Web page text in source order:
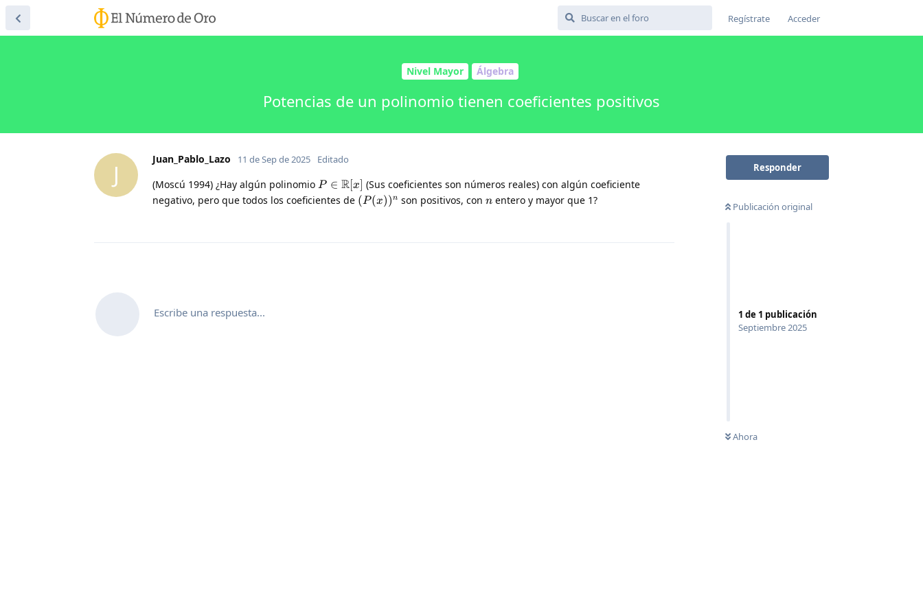
Regístrate Acceder
Nivel Mayor Álgebra
Potencias de un polinomio tienen coeficientes positivos
Responder
Publicación original
1 de 1 publicación
Septiembre 2025
Ahora
J
Juan_Pablo_Lazo 11 de Sep de 2025 Editado
(Moscú 1994) ¿Hay algún polinomio P ∈ R[x] (Sus coeficientes son números reales) con algún coeficiente
negativo, pero que todos los coeficientes de (P(x))n son positivos, conn entero y mayor que 1?
Escribe una respuesta...